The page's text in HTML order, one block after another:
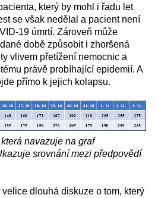
který by mohl i řadu let
se však nedělal a pacient není
19 úmrtí. Zároveň může
době způsobit i zhoršená
vlivem přetížení nemocnic a
právě probíhající epidemií. A
přímo k jejich kolapsu.
navazuje na graf
srovnání mezi předpovědí
dlouhá diskuze o tom, který